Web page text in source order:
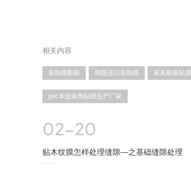
相关内容
装饰膜翻新 韩国进口装饰膜 家具翻新贴膜
pvc木纹装饰贴膜生产厂家
02-20
贴木纹膜怎样处理缝隙—之基础缝隙处理